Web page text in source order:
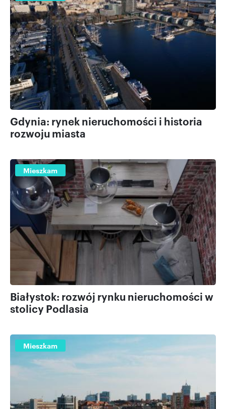
Gdynia: rynek nieruchomości i historia
rozwoju miasta
Mieszkam
Białystok: rozwój rynku nieruchomości w
stolicy Podlasia
Mieszkam